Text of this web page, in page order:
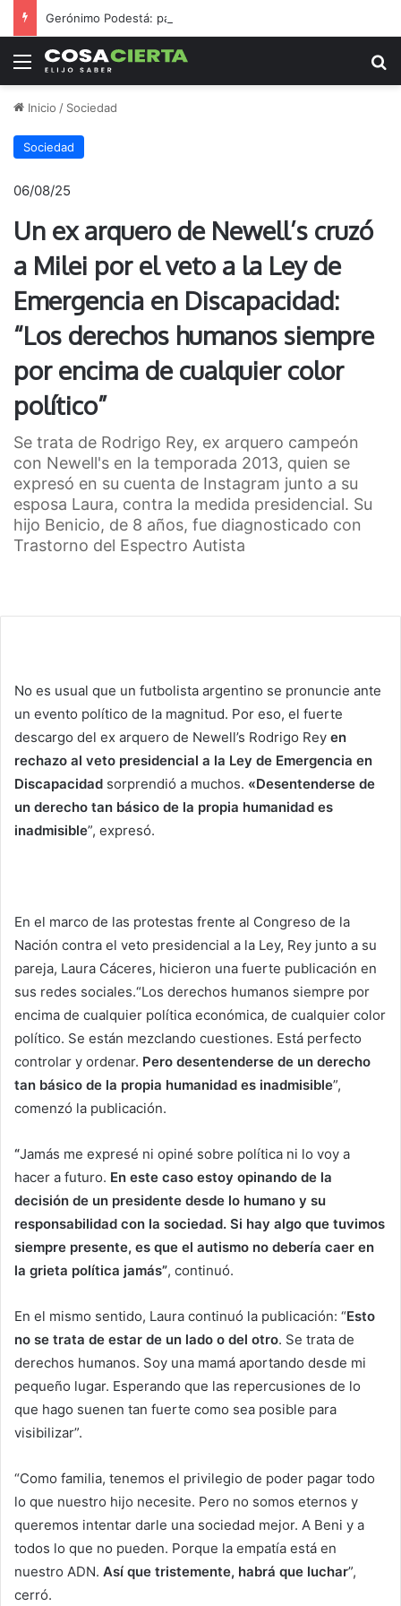
Menú
Inicio / Sociedad
Sociedad
06/08/25
Un ex arquero de Newell’s cruzó
a Milei por el veto a la Ley de
Emergencia en Discapacidad:
“Los derechos humanos siempre
por encima de cualquier color
político”
Se trata de Rodrigo Rey, ex arquero campeón
con Newell's en la temporada 2013, quien se
expresó en su cuenta de Instagram junto a su
esposa Laura, contra la medida presidencial. Su
hijo Benicio, de 8 años, fue diagnosticado con
Trastorno del Espectro Autista
No es usual que un futbolista argentino se pronuncie ante
un evento político de la magnitud. Por eso, el fuerte
descargo del ex arquero de Newell’s Rodrigo Rey en
rechazo al veto presidencial a la Ley de Emergencia en
Discapacidad sorprendió a muchos. «Desentenderse de
un derecho tan básico de la propia humanidad es
inadmisible”, expresó.
En el marco de las protestas frente al Congreso de la
Nación contra el veto presidencial a la Ley, Rey junto a su
pareja, Laura Cáceres, hicieron una fuerte publicación en
sus redes sociales.“Los derechos humanos siempre por
encima de cualquier política económica, de cualquier color
político. Se están mezclando cuestiones. Está perfecto
controlar y ordenar. Pero desentenderse de un derecho
tan básico de la propia humanidad es inadmisible”,
comenzó la publicación.
“Jamás me expresé ni opiné sobre política ni lo voy a
hacer a futuro. En este caso estoy opinando de la
decisión de un presidente desde lo humano y su
responsabilidad con la sociedad. Si hay algo que tuvimos
siempre presente, es que el autismo no debería caer en
la grieta política jamás”, continuó.
En el mismo sentido, Laura continuó la publicación: “Esto
no se trata de estar de un lado o del otro. Se trata de
derechos humanos. Soy una mamá aportando desde mi
pequeño lugar. Esperando que las repercusiones de lo
que hago suenen tan fuerte como sea posible para
visibilizar”.
“Como familia, tenemos el privilegio de poder pagar todo
lo que nuestro hijo necesite. Pero no somos eternos y
queremos intentar darle una sociedad mejor. A Beni y a
todos lo que no pueden. Porque la empatía está en
nuestro ADN. Así que tristemente, habrá que luchar”,
cerró.